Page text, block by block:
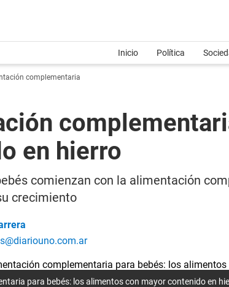
Inicio Política
complementaria
en hierro
comienzan con la alimentación
crecimiento
para bebés: los alimentos con mayor contenido en